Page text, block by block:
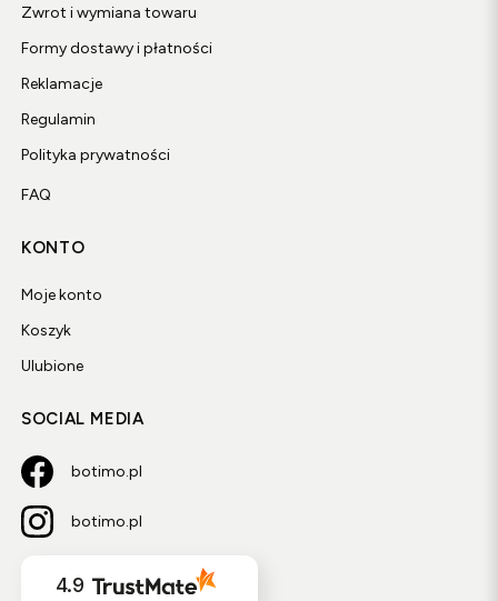
Zwrot i wymiana towaru
Formy dostawy i płatności
Reklamacje
Regulamin
Polityka prywatności
FAQ
KONTO
Moje konto
Koszyk
Ulubione
SOCIAL MEDIA
botimo.pl
botimo.pl
4.9